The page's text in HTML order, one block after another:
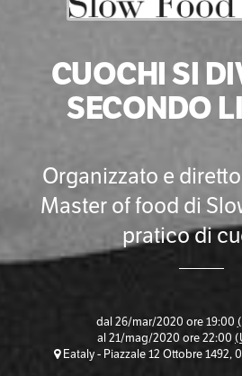
CUOCHI SI
SECONDO
Organizzato e
Master of food di
pratico di
dal 26/mar/2020 ore 19:00
al 21/mag/2020 ore 22:00
Eataly - Piazzale 12 Ottobre 1492,